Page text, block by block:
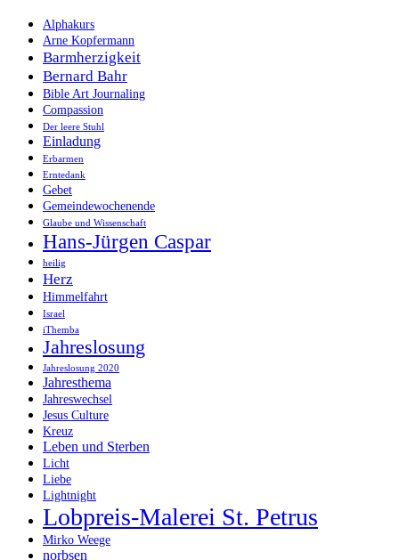
Alphakurs
Arne Kopfermann
Barmherzigkeit
Bernard Bahr
Bible Art Journaling
Compassion
Der leere Stuhl
Einladung
Erbarmen
Erntedank
Gebet
Gemeindewochenende
Glaube und Wissenschaft
Hans-Jürgen Caspar
heilig
Herz
Himmelfahrt
Israel
iThemba
Jahreslosung
Jahreslosung 2020
Jahresthema
Jahreswechsel
Jesus Culture
Kreuz
Leben und Sterben
Licht
Liebe
Lightnight
Lobpreis-Malerei St. Petrus
Mirko Weege
norbsen